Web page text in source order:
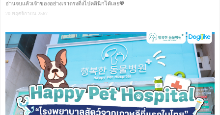
อ่านจบแล้วเจ้าของอย่างเราตรงดิ่งไปคลินิกได้เลย💖
20 พฤศจิกายน 2567